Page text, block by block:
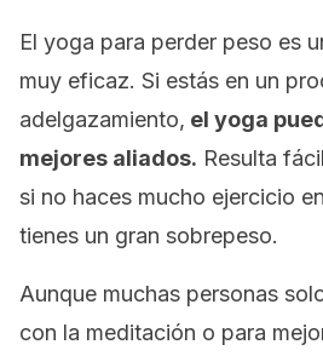
El yoga para perder peso es
muy eficaz. Si estás en un
adelgazamiento, el yoga
mejores aliados. Resulta
si no haces mucho ejercicio
tienes un gran sobrepeso.
Aunque muchas personas
con la meditación o para